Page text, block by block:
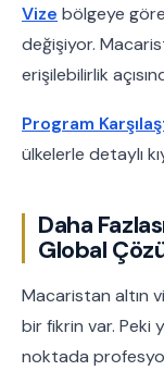
Vize bölgeye
değişiyor.
erişilebilirlik
Program
ülkelerle detaylı
Daha
Global
Macaristan altın
bir fikrin var. Peki
noktada